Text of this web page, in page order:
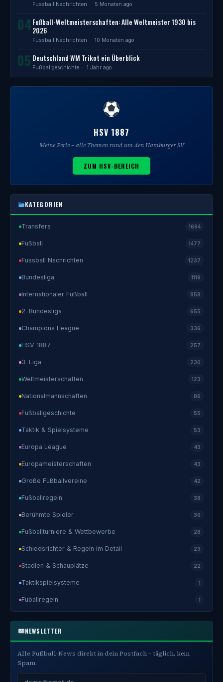
Fussball Nachrichten · 5 Monaten ago
04 Fußball-Weltmeisterschaften: Alle Weltmeister 1930 bis
2026
Fussball Nachrichten · 10 Monaten ago
05 Deutschland WM Trikot ein Überblick
Fußballgeschichte · 1 Jahr ago
HSV 1887
Meine Perle – alle Themen rund um den Hamburger SV
ZUM HSV-BEREICH
KATEGORIEN
Transfers 1694
Fußball 1477
Fussball Nachrichten 1237
Bundesliga 1119
Internationaler Fußball 858
2. Bundesliga 655
Champions League 336
HSV 1887 257
3. Liga 230
Weltmeisterschaften 123
Nationalmannschaften 86
Fußballgeschichte 55
Taktik & Spielsysteme 53
Europa League 43
Europameisterschaften 43
Große Fußballvereine 42
Fußballregeln 38
Berühmte Spieler 36
Fußballturniere & Wettbewerbe 28
Schiedsrichter & Regeln im Detail 23
Stadien & Schauplätze 22
Taktikspielsysteme 1
Fuballregeln 1
NEWSLETTER
Alle Fußball-News direkt in dein Postfach – täglich, kein
Spam.